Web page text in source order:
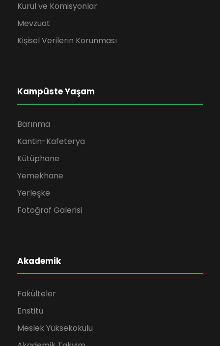
Kurul ve Komisyonlar
Mevzuat
Kişisel Verilerin Korunması
Kampüste Yaşam
Barınma
Kantin-Kafeterya
Kütüphane
Yemekhane
Yerleşke
Fotoğraf Galerisi
Akademik
Fakülteler
Enstitü
Meslek Yüksekokulu